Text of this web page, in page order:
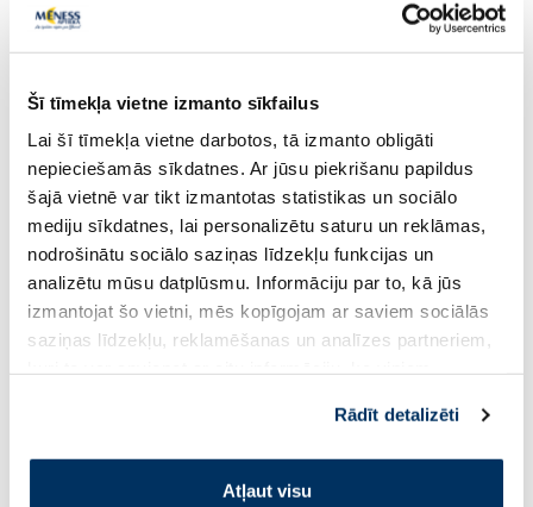
Šī tīmekļa vietne izmanto sīkfailus
Lai šī tīmekļa vietne darbotos, tā izmanto obligāti
nepieciešamās sīkdatnes. Ar jūsu piekrišanu papildus
šajā vietnē var tikt izmantotas statistikas un sociālo
mediju sīkdatnes, lai personalizētu saturu un reklāmas,
nodrošinātu sociālo saziņas līdzekļu funkcijas un
analizētu mūsu datplūsmu. Informāciju par to, kā jūs
izmantojat šo vietni, mēs kopīgojam ar saviem sociālās
saziņas līdzekļu, reklamēšanas un analīzes partneriem,
pakalpojumus. Ja piekrītat šo papildu sīkdatņu
izmantošanai, lūdzu, atzīmējiet savu izvēli:
Rādīt detalizēti
Atļaut visu
PĒRC 4, SAŅEM -20%
NATURAL CODE 07 Vista Un
Liellops konservi kaķiem, 85 g
2.13 € 2.51 €
Pirkt
NATURAL CODE 21
Kartupeļi konservi
2.13 €
Saules aizsardzībai vasarā ☀️